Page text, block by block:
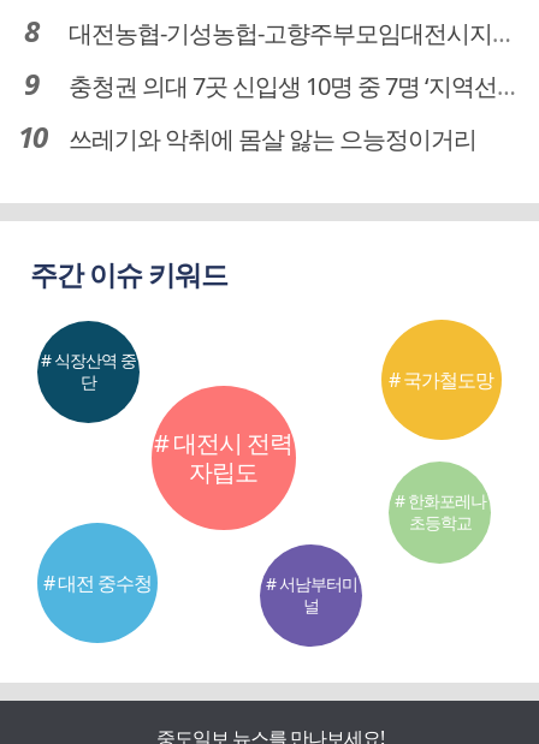
대전농협-기성농헙-고향주부모임대전시지회, 이심점심 중식지원 봉사활동
충청권 의대 7곳 신입생 10명 중 7명 ‘지역선발’… 대전도 69.7%
쓰레기와 악취에 몸살 앓는 으능정이거리
주간 이슈 키워드
# 대전시 전력
자립도
# 대전 중수청
# 국가철도망
# 식장산역 중
단
# 서남부터미
널
# 한화포레나
초등학교
중도일보 뉴스를 만나보세요!